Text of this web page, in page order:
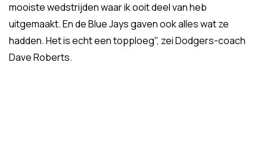
mooiste wedstrijden waar ik ooit deel van heb
uitgemaakt. En de Blue Jays gaven ook alles wat ze
hadden. Het is echt een topploeg", zei Dodgers-coach
Dave Roberts.